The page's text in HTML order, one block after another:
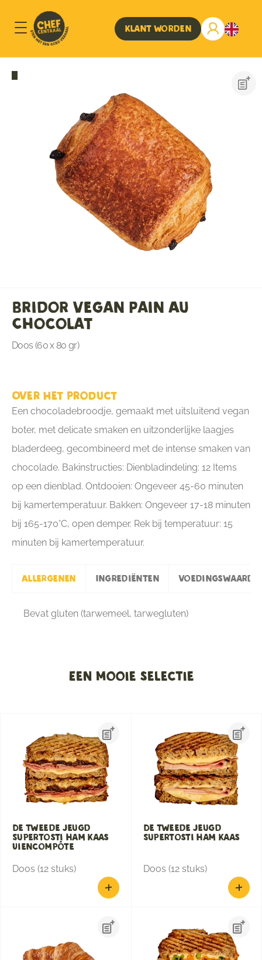
Klant worden
Bridor Vegan Pain Au
Chocolat
Doos (60 x 80 gr)
Over het product
Een chocoladebroodje, gemaakt met uitsluitend vegan
boter, met delicate smaken en uitzonderlijke laagjes
bladerdeeg, gecombineerd met de intense smaken van
chocolade. Bakinstructies: Dienbladindeling: 12 Items
op een dienblad. Ontdooien: Ongeveer 45-60 minuten
bij kamertemperatuur. Bakken: Ongeveer 17-18 minuten
bij 165-170°C, open demper. Rek bij temperatuur: 15
minuten bij kamertemperatuur.
Allergenen Ingrediënten
Bevat gluten (tarwemeel, tarwegluten)
Een mooie selectie
De Tweede Jeugd
Supertosti Ham Kaas
Uiencompôte
Doos (12 stuks)
De Tweede Jeugd
Supertosti Ham Kaas
Doos (12 stuks)